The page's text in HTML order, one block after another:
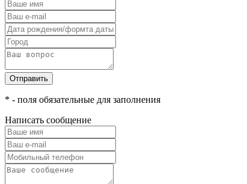
Отправить
* - поля обязательные для заполнения
Написать сообщение